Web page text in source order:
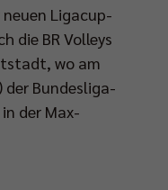
Ligacup-
die BR Volleys
wo am
der Bundesliga-
der Max-